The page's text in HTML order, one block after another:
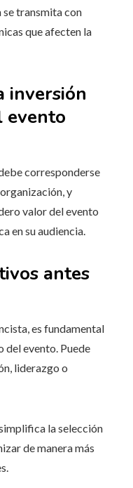
se transmita con
que afecten la
inversión
evento
corresponderse
y
valor del evento
en su audiencia.
antes
es fundamental
evento. Puede
liderazgo o
la selección
de manera más